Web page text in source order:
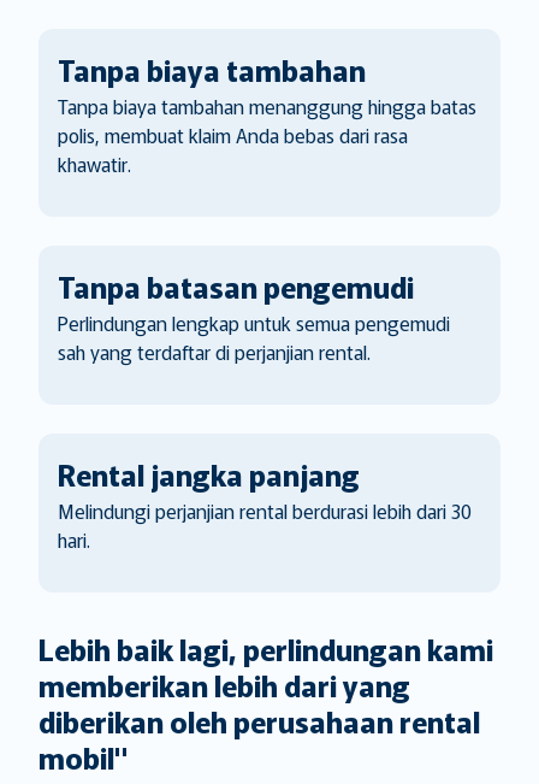
Tanpa biaya tambahan
Tanpa biaya tambahan menanggung hingga batas
polis, membuat klaim Anda bebas dari rasa
khawatir.
Tanpa batasan pengemudi
Perlindungan lengkap untuk semua pengemudi
sah yang terdaftar di perjanjian rental.
Rental jangka panjang
Melindungi perjanjian rental berdurasi lebih dari 30
hari.
Lebih baik lagi, perlindungan kami
memberikan lebih dari yang
diberikan oleh perusahaan rental
mobil"